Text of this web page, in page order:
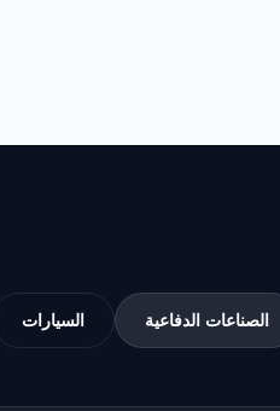
الصناعات الدفاعية السيارات